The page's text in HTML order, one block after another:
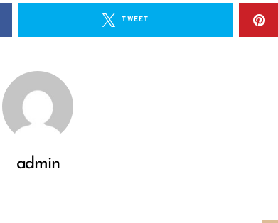
TWEET
admin